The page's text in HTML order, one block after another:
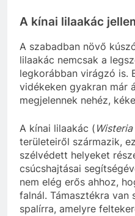
A kínai lilaakác
A szabadban növő
lilaakác nemcsak a
legkorábban virágzó is.
vidékeken gyakran már
megjelennek nehéz,
A kínai lilaakác (
területeiről származik,
szélvédett helyeket
csúcshajtásai
nem elég erős ahhoz,
falnál. Támasztékra van
spalírra, amelyre